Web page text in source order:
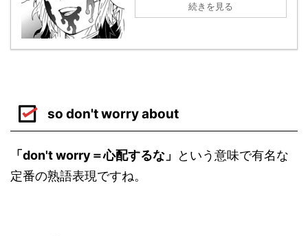
続きを見る
so don't worry about
「don't worry＝心配するな」
という意味で有名な
定番の熟語表現ですね。